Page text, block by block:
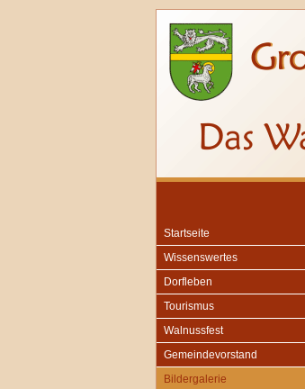
Startseite
Wissenswertes
Dorfleben
Tourismus
Walnussfest
Gemeindevorstand
Bildergalerie